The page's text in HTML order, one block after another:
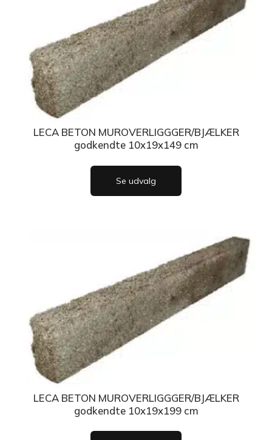
LECA BETON MUROVERLIGGGER/BJÆLKER
godkendte 10x19x149 cm
Se udvalg
LECA BETON MUROVERLIGGGER/BJÆLKER
godkendte 10x19x199 cm